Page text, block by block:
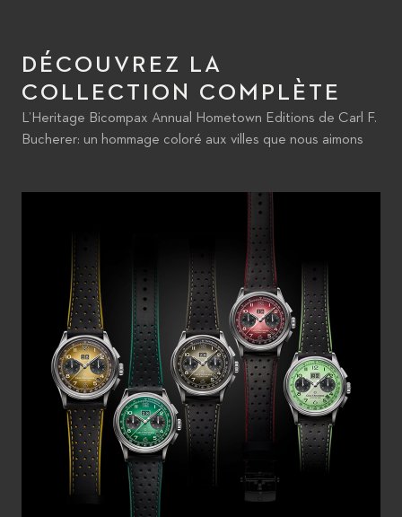
DÉCOUVREZ LA
COLLECTION COMPLÈTE
L’Heritage Bicompax Annual Hometown Editions de Carl F.
Bucherer: un hommage coloré aux villes que nous aimons